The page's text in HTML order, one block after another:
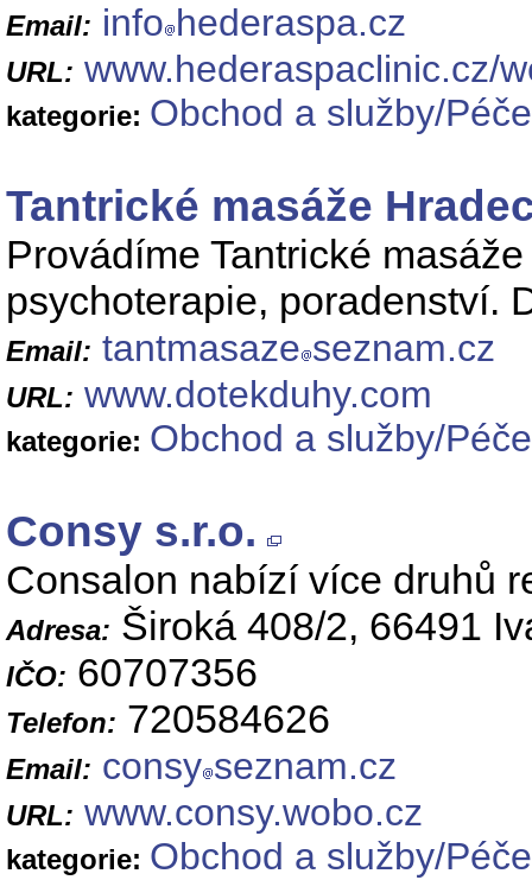
Email: info hederaspa.cz
URL: www.hederaspaclinic.cz/
kategorie: Obchod a služby/
Tantrické masáže
Provádíme Tantrické
psychoterapie, poradenství.
Email: tantmasaze seznam.cz
URL: www.dotekduhy.com
kategorie: Obchod a služby/
Consy s.r.o.
Consalon nabízí více druhů
Adresa: Široká 408/2, 66491
IČO: 60707356
Telefon: 720584626
Email: consy seznam.cz
URL: www.consy.wobo.cz
kategorie: Obchod a služby/